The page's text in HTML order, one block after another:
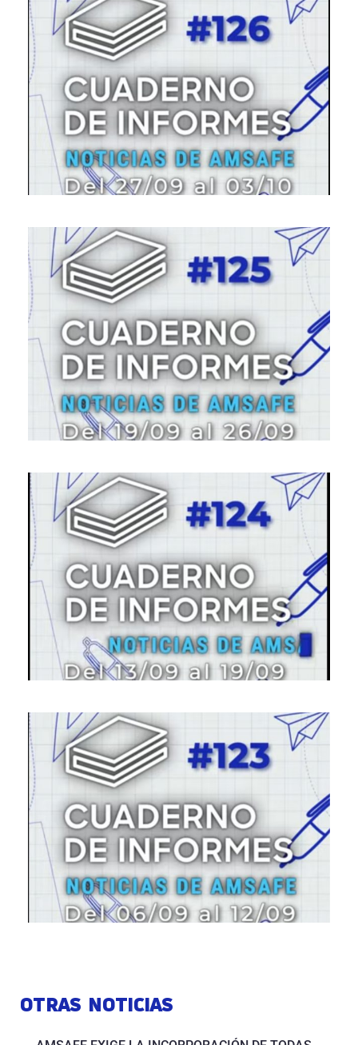
OTRAS NOTICIAS